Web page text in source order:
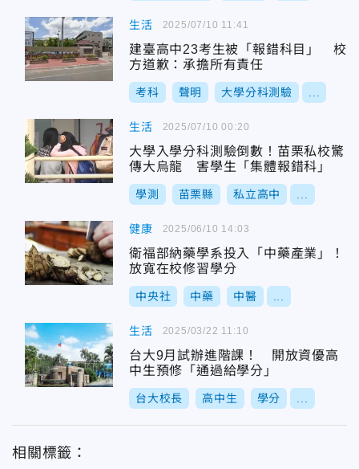
生活
建臺高中23考生被「報錯科目」 校
方道歉：承擔所有責任
考科 聲明 大學分科測驗
2025/07/10 11:41
生活
大學入學分科測驗倒數！苗栗私校驚
傳大烏龍 害學生「集體報錯科」
學測 苗栗縣 私立高中
2025/07/10 00:20
健康
衛福部納藥學系投入「中藥產業」！
放寬在校修習學分
中央社 中藥 中醫
2025/06/10 14:03
生活
台大9月試辦進階課！ 開放資優高
中生預修「通過給學分」
台大校長 高中生 學分
2025/03/22 11:10
相關標籤：